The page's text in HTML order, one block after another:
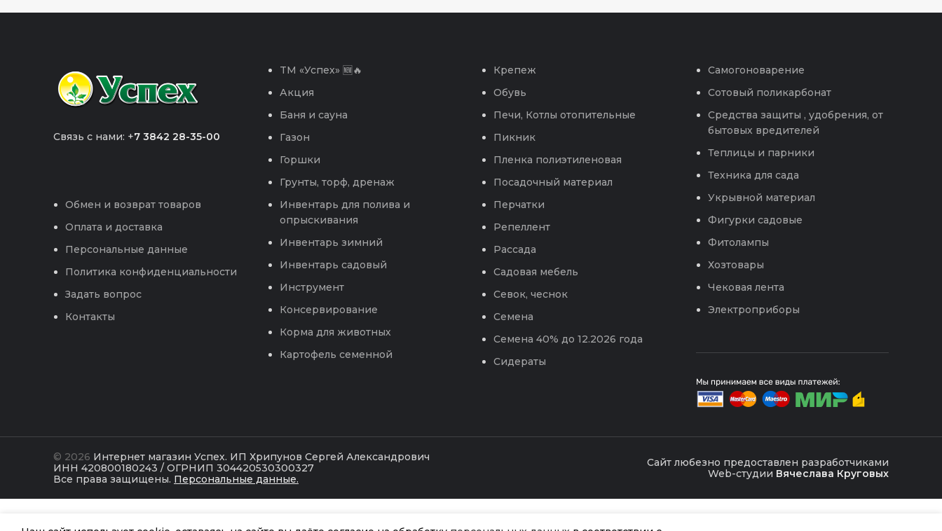
Связь с нами: +7 3842 28-35-00
Обмен и возврат товаров
Оплата и доставка
Персональные данные
Политика конфиденциальности
Задать вопрос
Контакты
TM «Успех» 🆕🔥
Акция
Баня и сауна
Газон
Горшки
Грунты, торф, дренаж
Инвентарь для полива и
опрыскивания
Инвентарь зимний
Инвентарь садовый
Инструмент
Консервирование
Корма для животных
Картофель семенной
Крепеж
Обувь
Печи, Котлы отопительные
Пикник
Пленка полиэтиленовая
Посадочный материал
Перчатки
Репеллент
Рассада
Садовая мебель
Севок, чеснок
Семена
Семена 40% до 12.2026 года
Сидераты
Самогоноварение
Сотовый поликарбонат
Средства защиты , удобрения, от
бытовых вредителей
Теплицы и парники
Техника для сада
Укрывной материал
Фигурки садовые
Фитолампы
Хозтовары
Чековая лента
Электроприборы
© 2026 Интернет магазин Успех. ИП Хрипунов Сергей Александрович
ИНН 420800180243 / ОГРНИП 304420530300327
Все права защищены. Персональные данные.
Сайт любезно предоставлен разработчиками
Web-студии Вячеслава Круговых